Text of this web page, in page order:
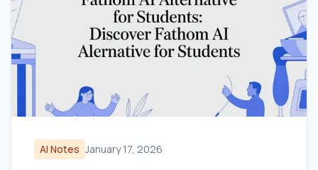
AI Notes January 17, 2026